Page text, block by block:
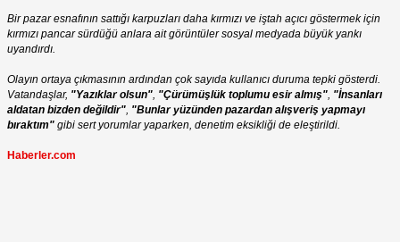
Bir pazar esnafının sattığı karpuzları daha kırmızı ve iştah açıcı göstermek için
kırmızı pancar sürdüğü anlara ait görüntüler sosyal medyada büyük yankı
uyandırdı.
Olayın ortaya çıkmasının ardından çok sayıda kullanıcı duruma tepki gösterdi.
Vatandaşlar, "Yazıklar olsun" "Çürümüşlük toplumu esir almış" "İnsanları
aldatan bizden değildir" "Bunlar yüzünden pazardan alışveriş yapmayı
bıraktım" gibi sert yorumlar yaparken, denetim eksikliği de eleştirildi.
Haberler.com